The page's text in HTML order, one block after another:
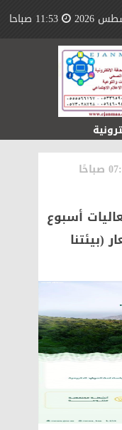
11:53 صباحا
أسبوع
شعار (بيئتنا